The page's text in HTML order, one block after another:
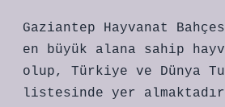
Gaziantep Hayvanat
en büyük alana sahip
olup, Türkiye ve Dünya
listesinde yer